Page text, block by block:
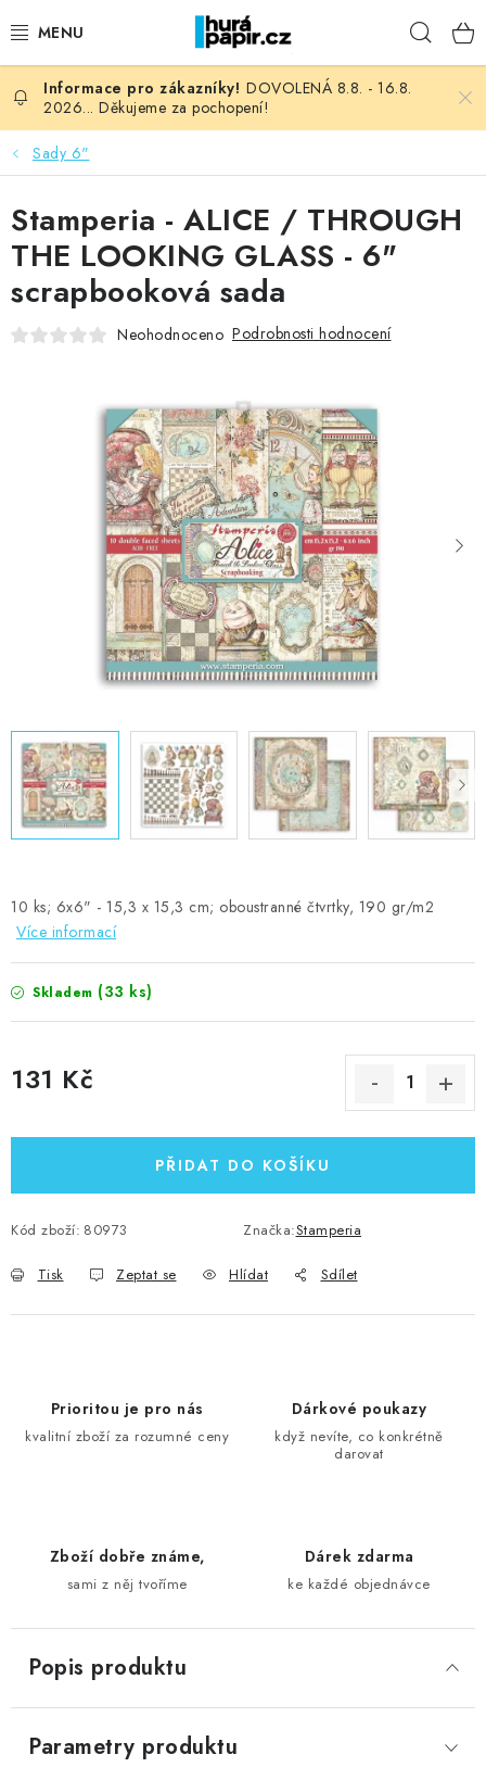
na
NOVINKY
HURÁ DÍLNA
VŠECHNO ZBOŽÍ
KNIHAŘSKÝ MATERIÁL
FOTORECENZE
MOJE OBJEDNÁVKA
Kontakty Moje objednávka
Oblíbené ♥️
Hodnocení obchodu
Obchodní podmínky
Podmínky ochrany osobních údajů
Ověřování recenzí
DOVOLENÁ 8.8. - 16.8.
2026... Děkujeme za pochopení!
Sady 6"
10 ks; 6x6" - 15,3 x 15,3 cm; oboustranné čtvrtky, 190 gr/m2
Více informací
Skladem (33 ks)
131 Kč
PŘIDAT DO KOŠÍKU
Kód zboží: 80973 Značka:Stamperia
Tisk Zeptat se Hlídat Sdílet
Stamperia - ALICE / THROUGH
THE LOOKING GLASS - 6"
scrapbooková sada
Neohodnoceno Podrobnosti hodnocení
Prioritou je pro nás
kvalitní zboží za rozumné ceny
Dárkové poukazy
když nevíte, co konkrétně
darovat
Zboží dobře známe,
sami z něj tvoříme
Dárek zdarma
ke každé objednávce
Popis produktu
Parametry produktu